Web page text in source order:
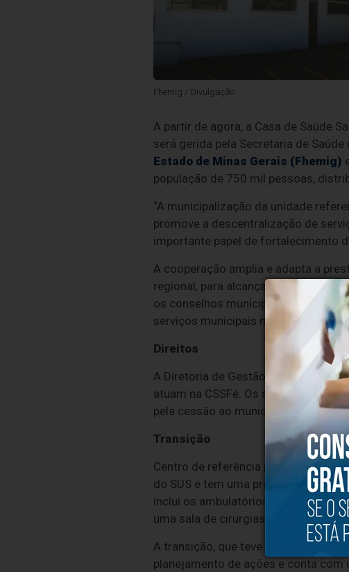
Fhemig / Divulgação
A partir de agora, a Casa de Saúde
será gerida pela Secretaria de
Estado de Minas Gerais (Fhemig)
população de 750 mil pessoas,
“A municipalização da unidade
promove a descentralização de
importante papel de fortalecimento
A cooperação amplia e adapta a
regional, para alcançar maior
os conselhos municipais e outras
serviços municipais na região.
Direitos
A Diretoria de Gestão de Pessoas
atuam na CSSFé. Os servidores
pela cessão ao município ou
Transição
Centro de referência para o
do SUS e tem uma produção média
inclui os ambulatórios de
uma sala de cirurgias ambulatoriais
A transição, que teve início com a
planejamento de ações e conta com